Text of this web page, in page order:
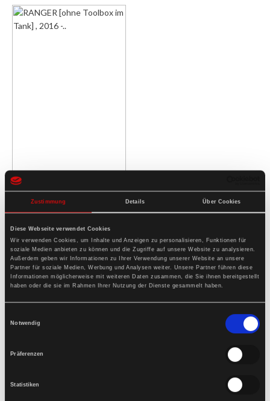
Zustimmung Details Über Cookies
Diese Webseite verwendet Cookies
Wir verwenden Cookies, um Inhalte und Anzeigen zu personalisieren, Funktionen für
soziale Medien anbieten zu können und die Zugriffe auf unsere Website zu analysieren.
Außerdem geben wir Informationen zu Ihrer Verwendung unserer Website an unsere
Partner für soziale Medien, Werbung und Analysen weiter. Unsere Partner führen diese
Informationen möglicherweise mit weiteren Daten zusammen, die Sie ihnen bereitgestellt
haben oder die sie im Rahmen Ihrer Nutzung der Dienste gesammelt haben.
Notwendig
Präferenzen
Statistiken